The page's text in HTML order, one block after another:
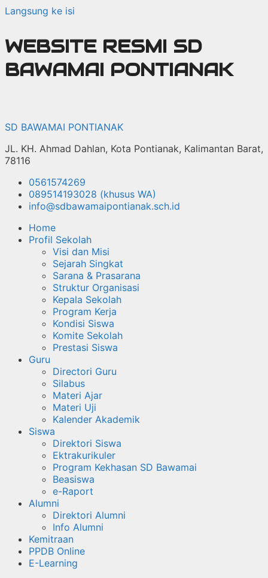
Langsung ke isi
WEBSITE RESMI SD
BAWAMAI PONTIANAK
SD BAWAMAI PONTIANAK
JL. KH. Ahmad Dahlan, Kota Pontianak, Kalimantan Barat,
78116
0561574269
089514193028 (khusus WA)
info@sdbawamaipontianak.sch.id
Home
Profil Sekolah
Visi dan Misi
Sejarah Singkat
Sarana & Prasarana
Struktur Organisasi
Kepala Sekolah
Program Kerja
Kondisi Siswa
Komite Sekolah
Prestasi Siswa
Guru
Directori Guru
Silabus
Materi Ajar
Materi Uji
Kalender Akademik
Siswa
Direktori Siswa
Ektrakurikuler
Program Kekhasan SD Bawamai
Beasiswa
e-Raport
Alumni
Direktori Alumni
Info Alumni
Kemitraan
PPDB Online
E-Learning